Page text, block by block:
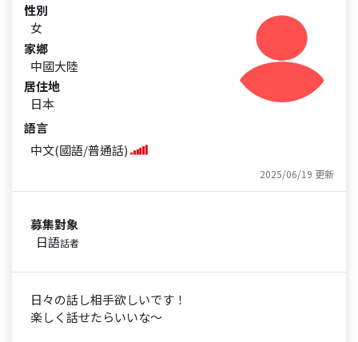
性別
女
家鄉
中國大陸
居住地
日本
語言
中文(國語/普通話)
2025/06/19 更新
募集對象
日語話者
日々の話し相手欲しいです！
楽しく話せたらいいな～